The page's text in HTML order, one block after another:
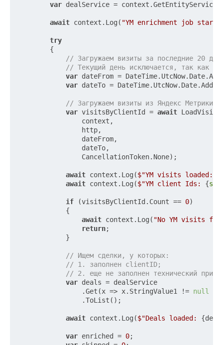
var dealService =
await context.Log( "YM enrichment job
try
        {
// Загружаем визиты за последние 20
// Текущий день исключается, так как
var dateFrom =
var dateTo =
// Загружаем визиты из Яндекс
var visitsByClientId = await
                context,
                http,
                dateFrom,
                dateTo,
                CancellationToken.None);
await context.Log($"YM visits loaded:
await context.Log($"YM client Ids: {
if (visitsByClientId.Count == 0)
            {
await context.Log( "No YM visits
return;
            }
// Ищем сделки, у которых:
// 1. заполнен clientID;
// 2. еще не заполнен технический
var deals = dealService
                .Get(x => x.StringValue1 !=
null
                .ToList();
await context.Log($"Deals loaded:
var enriched = 0;